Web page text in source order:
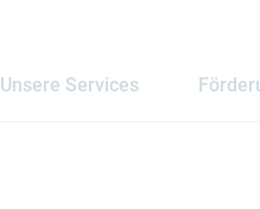
Unsere Services